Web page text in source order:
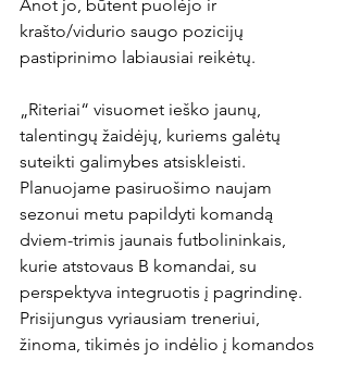
Anot jo, būtent puolėjo ir
krašto/vidurio saugo pozicijų
pastiprinimo labiausiai reikėtų.
„Riteriai“ visuomet ieško jaunų,
talentingų žaidėjų, kuriems galėtų
suteikti galimybes atsiskleisti.
Planuojame pasiruošimo naujam
sezonui metu papildyti komandą
dviem-trimis jaunais futbolininkais,
kurie atstovaus B komandai, su
perspektyva integruotis į pagrindinę.
Prisijungus vyriausiam treneriui,
žinoma, tikimės jo indėlio į komandos